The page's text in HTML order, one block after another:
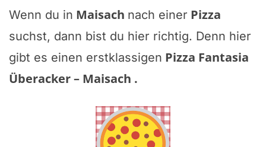
Wenn du in Maisach nach einer Pizza
suchst, dann bist du hier richtig. Denn hier
gibt es einen erstklassigen Pizza Fantasia
Überacker – Maisach .